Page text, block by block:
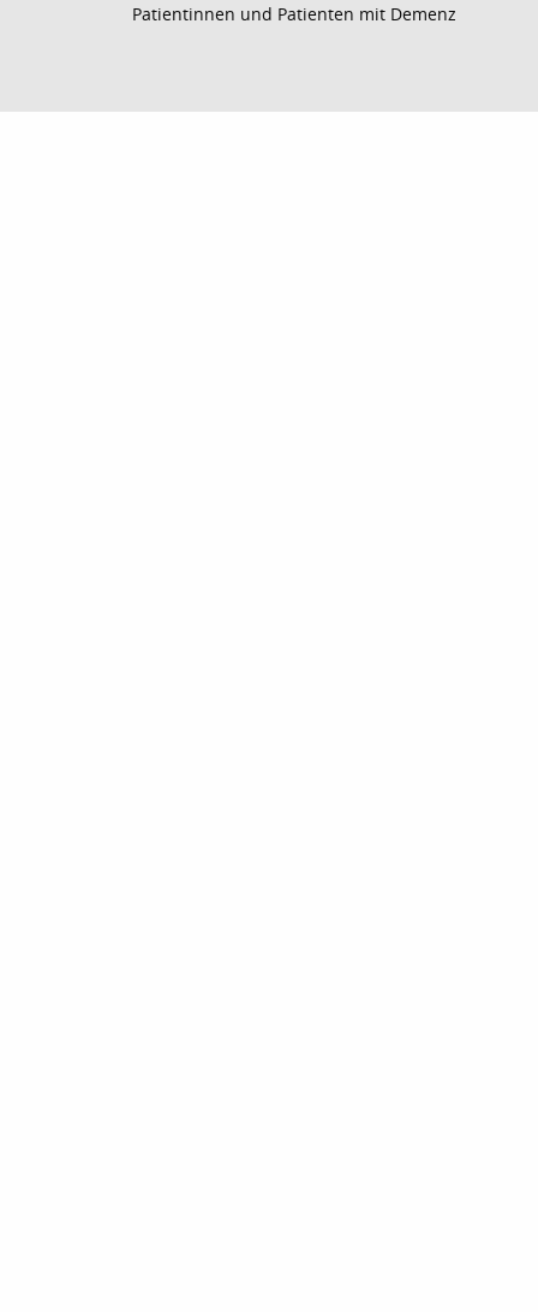
Patientinnen und Patienten mit Demenz